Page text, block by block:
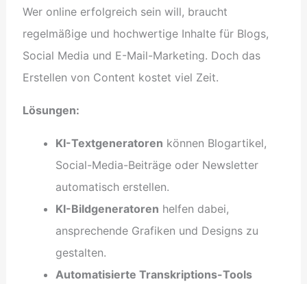
Wer online erfolgreich sein will, braucht
regelmäßige und hochwertige Inhalte für Blogs,
Social Media und E-Mail-Marketing. Doch das
Erstellen von Content kostet viel Zeit.
Lösungen:
KI-Textgeneratoren können Blogartikel,
Social-Media-Beiträge oder Newsletter
automatisch erstellen.
KI-Bildgeneratoren helfen dabei,
ansprechende Grafiken und Designs zu
gestalten.
Automatisierte Transkriptions-Tools